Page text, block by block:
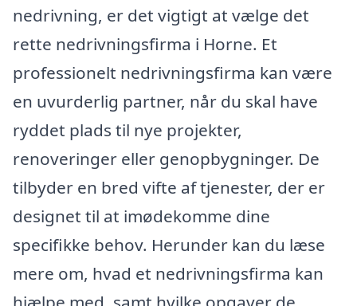
nedrivning, er det vigtigt at vælge det
rette nedrivningsfirma i Horne. Et
professionelt nedrivningsfirma kan være
en uvurderlig partner, når du skal have
ryddet plads til nye projekter,
renoveringer eller genopbygninger. De
tilbyder en bred vifte af tjenester, der er
designet til at imødekomme dine
specifikke behov. Herunder kan du læse
mere om, hvad et nedrivningsfirma kan